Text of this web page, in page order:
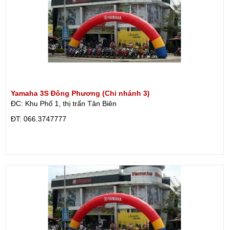
Yamaha 3S Đông Phương (Chi nhánh 3)
ĐC: Khu Phố 1, thị trấn Tân Biên
ÐT: 066.3747777